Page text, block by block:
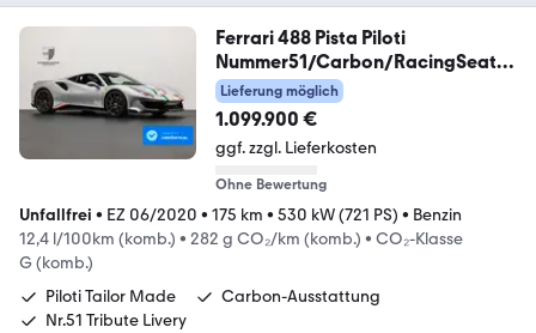
Ferrari 488 Pista Piloti
Nummer51/Carbon/RacingSeats/
PPF
Lieferung möglich
1.099.900 €
ggf. zzgl. Lieferkosten
Ohne Bewertung
Unfallfrei • EZ 06/2020 • 175 km • 530 kW (721 PS) • Benzin
12,4 l/100km (komb.) • 282 g CO₂/km (komb.) • CO₂-Klasse
G (komb.)
Piloti Tailor Made
Carbon-Ausstattung
Nr.51 Tribute Livery